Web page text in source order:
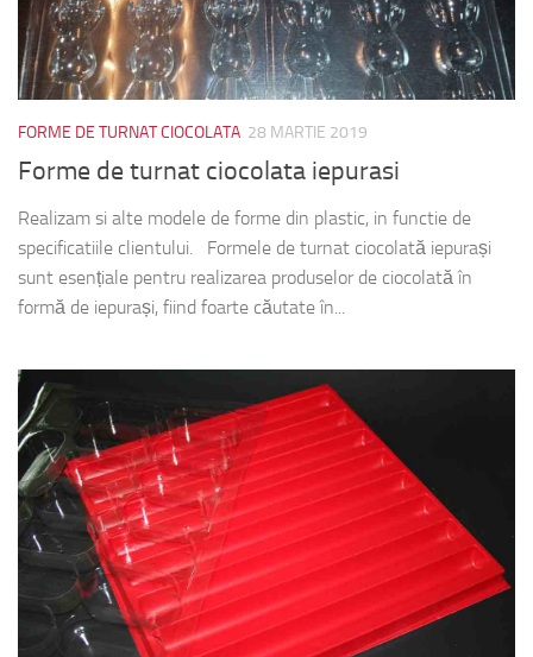
FORME DE TURNAT CIOCOLATA 28 MARTIE 2019
Forme de turnat ciocolata iepurasi
Realizam si alte modele de forme din plastic, in functie de
specificatiile clientului. Formele de turnat ciocolată iepurași
sunt esențiale pentru realizarea produselor de ciocolată în
formă de iepurași, fiind foarte căutate în...